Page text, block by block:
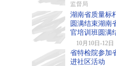
监督局
湖南省质量标
圆满结束湖南
官培训班圆满
10月10日-12日
省特检院参加
进社区活动